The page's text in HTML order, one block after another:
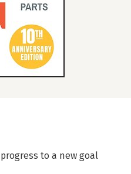
to a new goal